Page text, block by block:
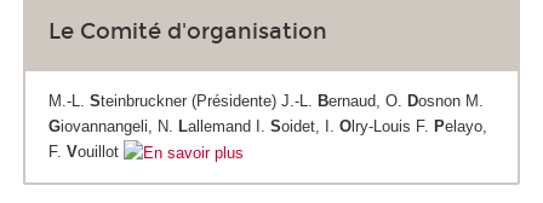
Le Comité d'organisation
M.-L. Steinbruckner (Présidente) J.-L. Bernaud, O. Dosnon M.
Giovannangeli, N. Lallemand I. Soidet, I. O lry-Louis F. Pelayo,
F. Vouillot